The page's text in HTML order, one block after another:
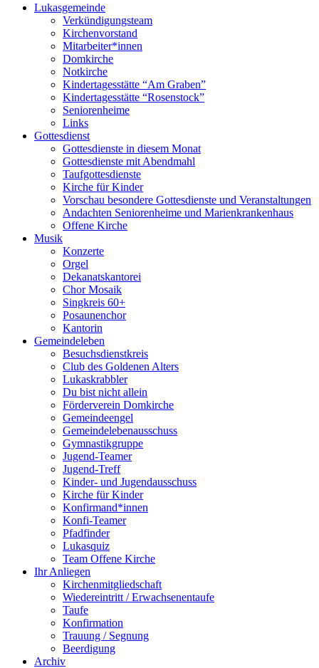
Lukasgemeinde
Verkündigungsteam
Kirchenvorstand
Mitarbeiter*innen
Domkirche
Notkirche
Kindertagesstätte “Am Graben”
Kindertagesstätte “Rosenstock”
Seniorenheime
Links
Gottesdienst
Gottesdienste in diesem Monat
Gottesdienste mit Abendmahl
Taufgottesdienste
Kirche für Kinder
Vorschau besondere Gottesdienste und Veranstaltungen
Andachten Seniorenheime und Marienkrankenhaus
Offene Kirche
Musik
Konzerte
Orgel
Dekanatskantorei
Chor Mosaik
Singkreis 60+
Posaunenchor
Kantorin
Gemeindeleben
Besuchsdienstkreis
Club des Goldenen Alters
Lukaskrabbler
Du bist nicht allein
Förderverein Domkirche
Gemeindeengel
Gemeindelebenausschuss
Gymnastikgruppe
Jugend-Teamer
Jugend-Treff
Kinder- und Jugendausschuss
Kirche für Kinder
Konfirmand*innen
Konfi-Teamer
Pfadfinder
Lukasquiz
Team Offene Kirche
Ihr Anliegen
Kirchenmitgliedschaft
Wiedereintritt / Erwachsenentaufe
Taufe
Konfirmation
Trauung / Segnung
Beerdigung
Archiv